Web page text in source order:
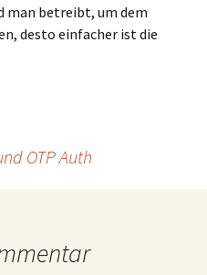
man betreibt, um dem
desto einfacher ist die
OTP Auth